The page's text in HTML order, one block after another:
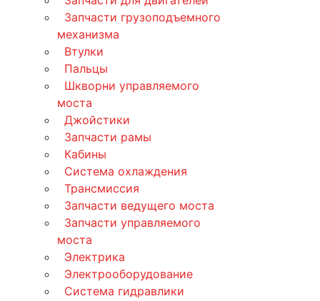
Запчасти грузоподъемного
механизма
Втулки
Пальцы
Шкворни управляемого
моста
Джойстики
Запчасти рамы
Кабины
Система охлаждения
Трансмиссия
Запчасти ведущего моста
Запчасти управляемого
моста
Электрика
Электрооборудование
Система гидравлики